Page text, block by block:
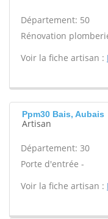
Département: 50
Rénovation
Voir la fiche artisan :
Ppm30 Bais, Aubais
Artisan
Département: 30
Porte d'entrée -
Voir la fiche artisan :